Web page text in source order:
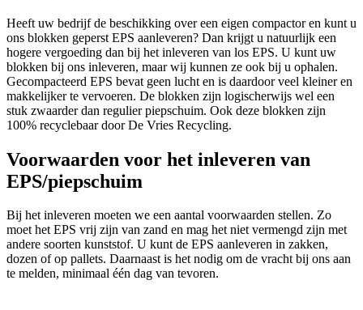
Heeft uw bedrijf de beschikking over een eigen compactor en kunt u
ons blokken geperst EPS aanleveren? Dan krijgt u natuurlijk een
hogere vergoeding dan bij het inleveren van los EPS. U kunt uw
blokken bij ons inleveren, maar wij kunnen ze ook bij u ophalen.
Gecompacteerd EPS bevat geen lucht en is daardoor veel kleiner en
makkelijker te vervoeren. De blokken zijn logischerwijs wel een
stuk zwaarder dan regulier piepschuim. Ook deze blokken zijn
100% recyclebaar door De Vries Recycling.
Voorwaarden voor het inleveren van
EPS/piepschuim
Bij het inleveren moeten we een aantal voorwaarden stellen. Zo
moet het EPS vrij zijn van zand en mag het niet vermengd zijn met
andere soorten kunststof. U kunt de EPS aanleveren in zakken,
dozen of op pallets. Daarnaast is het nodig om de vracht bij ons aan
te melden, minimaal één dag van tevoren.